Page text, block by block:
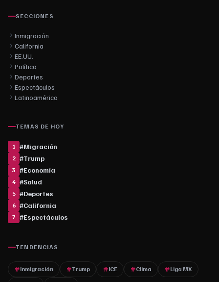
SECCIONES
Inmigración
California
EE.UU.
Política
Deportes
Espectáculos
Latinoamérica
TEMAS DE HOY
1 #Migración
2 #Trump
3 #Economía
4 #Salud
5 #Deportes
6 #California
7 #Espectáculos
TENDENCIAS
Inmigración Trump ICE Clima Liga MX